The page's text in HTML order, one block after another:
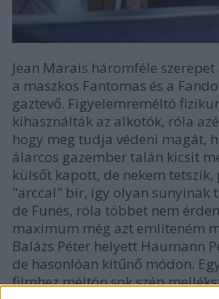
Jean Marais háromféle
a maszkos Fantomas és a
gaztevő. Figyelemreméltó
kihasználták az alkotók, róla
hogy meg tudja védeni magát,
álarcos gazember talán kicsit
külsőt kapott, de nekem tetszik,
"arccal" bír, így olyan sunyinak
de Funés, róla többet nem
maximum még azt említeném
Balázs Péter helyett Haumann
de hasonlóan kitűnő módon.
filmhez méltón sok szép